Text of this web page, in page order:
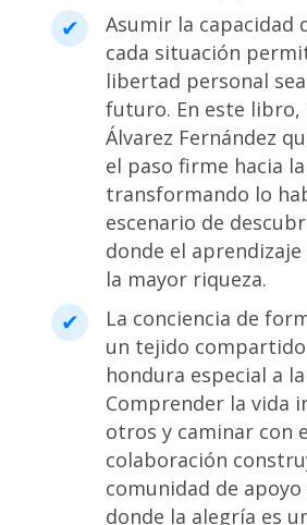
Asumir la capacidad
cada situación
libertad personal
futuro. En este libro,
Álvarez Fernández
el paso firme hacia
transformando lo
escenario de
donde el
la mayor riqueza.
La conciencia de
un tejido
hondura especial a
Comprender la vida
otros y caminar con
colaboración
comunidad de
donde la alegría es